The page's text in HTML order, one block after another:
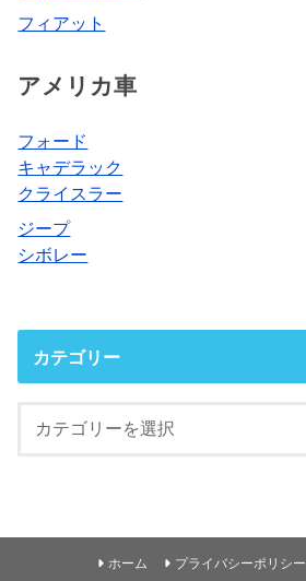
フィアット
アメリカ車
フォード
キャデラック
クライスラー
ジープ
シボレー
カテゴリー
ホーム プライバシーポリシー